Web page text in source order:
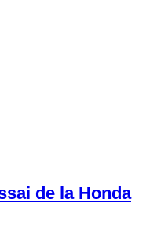
de la Honda